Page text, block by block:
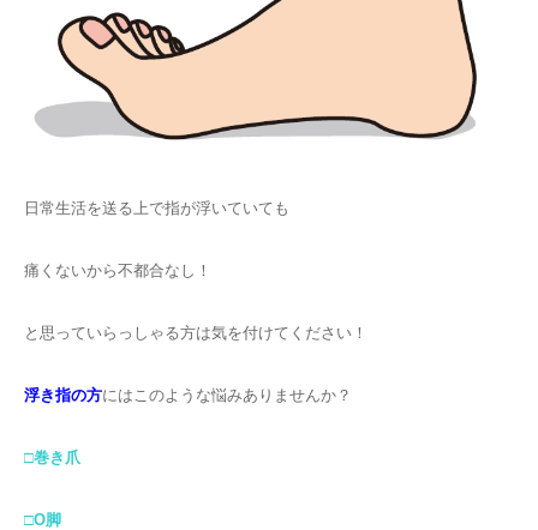
日常生活を送る上で指が浮いていても
痛くないから不都合なし！
と思っていらっしゃる方は気を付けてください！
浮き指の方にはこのような悩みありませんか？
□巻き爪
□О脚